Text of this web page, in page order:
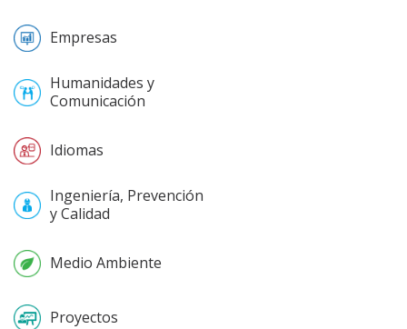
Empresas
Humanidades y
Comunicación
Idiomas
Ingeniería, Prevención
y Calidad
Medio Ambiente
Proyectos